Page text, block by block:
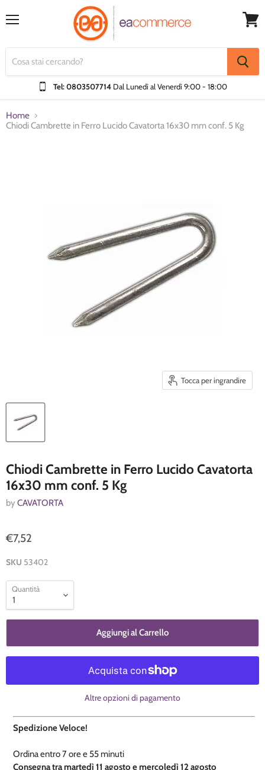
Tel: 0803507714 Dal Lunedì al Venerdì9:00 - 18:00
Home
Chiodi Cambrette in Ferro Lucido Cavatorta 16x30 mm conf. 5 Kg
Tocca per ingrandire
Chiodi Cambrette in Ferro Lucido Cavatorta
16x30 mm conf. 5 Kg
by CAVATORTA
€7,52
SKU 53402
Quantità
Aggiungi al Carrello
Altre opzioni di pagamento
Spedizione Veloce!
Ordina entro7 ore e 55 minuti
​Consegna tra martedì 11 agosto e mercoledì 12 agosto